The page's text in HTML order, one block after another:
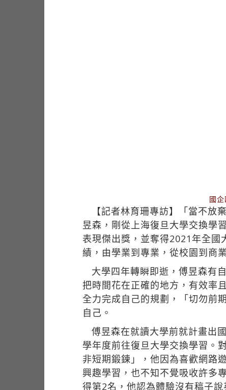
國
【記者林育珊專訪】「當不
昱森，剛從上海復旦大學交換學
表現傑出獎，並奪得2021年全國
績，由學業到專業，從校園到商
大學四年轉瞬即逝，傅昱森有
把時間花在正確的地方，有效率
全力完成自己的規劃，「切勿前
自己。
傅昱森在就讀大學前就計畫出
學年度前往復旦大學交換學習。
非短期鍛鍊」，他因為喜歡網路
興趣學習，也不知不覺吸收許多
得第2名，他認為體驗沒有稿子說